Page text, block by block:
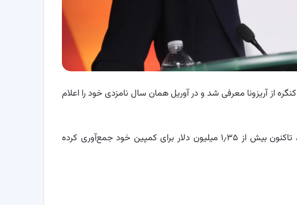
در سال ۲۰۲۳، انصاری به عنوان رقیب اصلی برای حوزه ۳ کنگره از آریزونا معرفی شد و در آوریل همان سال نامزدی خود را اعلام
او که به عنوان یک دموکرات در این رقابت شرکت کرده، تاکنون بیش از ۱٫۳۵ میلیون دلار برای کمپین خود جمع‌آوری کرده